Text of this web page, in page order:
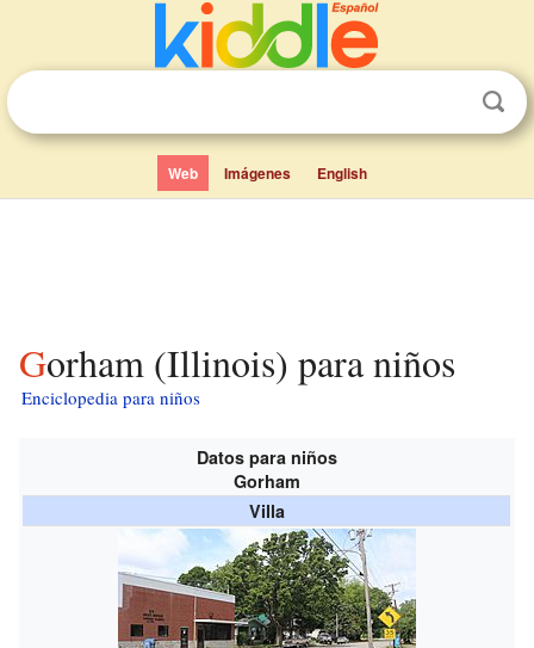
Web Imágenes English
Gorham (Illinois) para niños
Enciclopedia para niños
Datos para niños
Gorham
Villa